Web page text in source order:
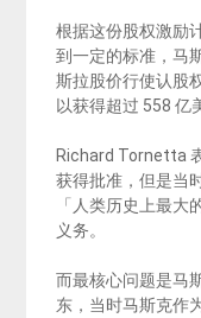
根据这份股权激励
到一定的标准，马
斯拉股价行使认股
以获得超过 558 亿
Richard Tornetta
获得批准，但是当
「人类历史上最
义务。
而最核心问题是马
东，当时马斯克作